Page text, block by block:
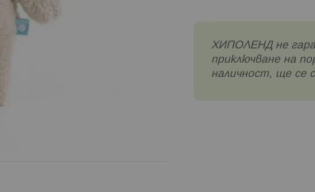
XИПОЛЕНД не
приключване на
наличност, ще се